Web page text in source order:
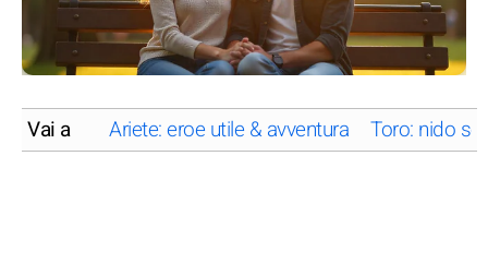
Vai a Ariete: eroe utile & avventura Toro: nido